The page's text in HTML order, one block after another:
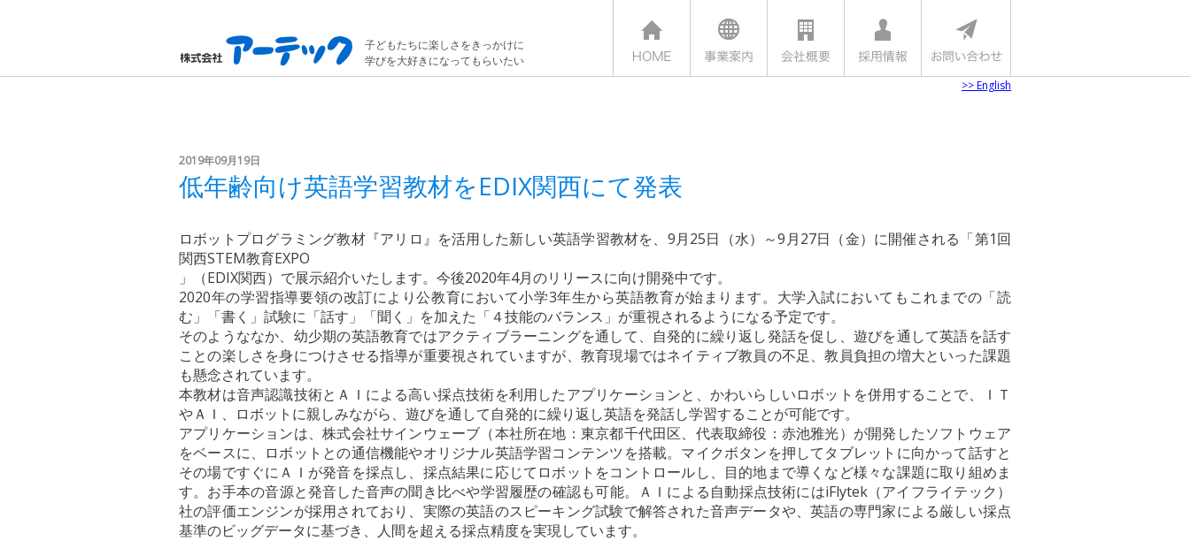
子どもたちに楽しさをきっかけに
学びを大好きになってもらいたい
>> English
2019年09月19日
低年齢向け英語学習教材をEDIX関西にて発表
ロボットプログラミング教材『アリロ』を活用した新しい英語学習教材を、9月25日（水）～9月27日（金）に開催される「第1回
関西STEM教育EXPO
」（EDIX関西）で展示紹介いたします。今後2020年4月のリリースに向け開発中です。
2020年の学習指導要領の改訂により公教育において小学3年生から英語教育が始まります。大学入試においてもこれまでの「読
む」「書く」試験に「話す」「聞く」を加えた「４技能のバランス」が重視されるようになる予定です。
そのようななか、幼少期の英語教育ではアクティブラーニングを通して、自発的に繰り返し発話を促し、遊びを通して英語を話す
ことの楽しさを身につけさせる指導が重要視されていますが、教育現場ではネイティブ教員の不足、教員負担の増大といった課題
も懸念されています。
本教材は音声認識技術とＡＩによる高い採点技術を利用したアプリケーションと、かわいらしいロボットを併用することで、ＩＴ
やＡＩ、ロボットに親しみながら、遊びを通して自発的に繰り返し英語を発話し学習することが可能です。
アプリケーションは、株式会社サインウェーブ（本社所在地：東京都千代田区、代表取締役：赤池雅光）が開発したソフトウェア
をベースに、ロボットとの通信機能やオリジナル英語学習コンテンツを搭載。マイクボタンを押してタブレットに向かって話すと
その場ですぐにＡＩが発音を採点し、採点結果に応じてロボットをコントロールし、目的地まで導くなど様々な課題に取り組めま
す。お手本の音源と発音した音声の聞き比べや学習履歴の確認も可能。ＡＩによる自動採点技術にはiFlytek（アイフライテック）
社の評価エンジンが採用されており、実際の英語のスピーキング試験で解答された音声データや、英語の専門家による厳しい採点
基準のビッグデータに基づき、人間を超える採点精度を実現しています。